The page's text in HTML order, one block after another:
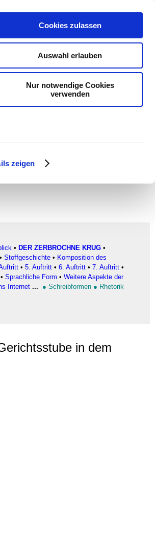
zeigen
Cookies zulassen
Auswahl erlauben
Nur notwendige Cookies
verwenden
• DER ZERBROCHNE KRUG •
• Stoffgeschichte • Komposition des
• 5. Auftritt • 6. Auftritt • 7. Auftritt •
• Sprachliche Form • Weitere Aspekte der
Internet ... ● Schreibformen ● Rhetorik
in dem